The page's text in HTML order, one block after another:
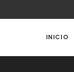
INICIO